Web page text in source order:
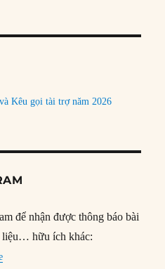
Kêu gọi tài trợ năm 2026
để nhận được thông báo bài
liệu… hữu ích khác: